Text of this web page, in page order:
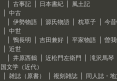
古事記
日本書紀
風土記
中古
伊勢物語
源氏物語 枕草子
今
中世
鴨長明
吉田兼好 平家物語
曽
近世
井原西鶴
近松門左衛門
滝沢馬琴
国文学（近代）
雑誌（原書）
複刻雑誌
同人誌・